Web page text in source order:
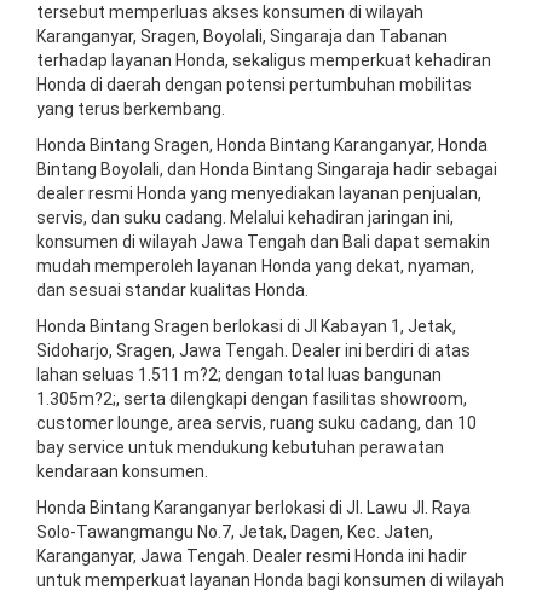
tersebut memperluas akses konsumen di wilayah
Karanganyar, Sragen, Boyolali, Singaraja dan Tabanan
terhadap layanan Honda, sekaligus memperkuat kehadiran
Honda di daerah dengan potensi pertumbuhan mobilitas
yang terus berkembang.
Honda Bintang Sragen, Honda Bintang Karanganyar, Honda
Bintang Boyolali, dan Honda Bintang Singaraja hadir sebagai
dealer resmi Honda yang menyediakan layanan penjualan,
servis, dan suku cadang. Melalui kehadiran jaringan ini,
konsumen di wilayah Jawa Tengah dan Bali dapat semakin
mudah memperoleh layanan Honda yang dekat, nyaman,
dan sesuai standar kualitas Honda.
Honda Bintang Sragen berlokasi di Jl Kabayan 1, Jetak,
Sidoharjo, Sragen, Jawa Tengah. Dealer ini berdiri di atas
lahan seluas 1.511 m?2; dengan total luas bangunan
1.305m?2;, serta dilengkapi dengan fasilitas showroom,
customer lounge, area servis, ruang suku cadang, dan 10
bay service untuk mendukung kebutuhan perawatan
kendaraan konsumen.
Honda Bintang Karanganyar berlokasi di Jl. Lawu Jl. Raya
Solo-Tawangmangu No.7, Jetak, Dagen, Kec. Jaten,
Karanganyar, Jawa Tengah. Dealer resmi Honda ini hadir
untuk memperkuat layanan Honda bagi konsumen di wilayah